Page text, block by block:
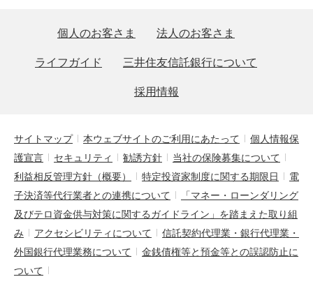
個人のお客さま
法人のお客さま
ライフガイド
三井住友信託銀行について
採用情報
サイトマップ 本ウェブサイトのご利用にあたって
個人情報保
護宣言
セキュリティ 勧誘方針
当社の保険募集について
利益相反管理方針（概要）
特定投資家制度に関する期限日
電
子決済等代行業者との連携について
「マネー・ローンダリング
及びテロ資金供与対策に関するガイドライン」を踏まえた取り組
み
アクセシビリティについて
信託契約代理業・銀行代理業・
外国銀行代理業務について
金銭債権等と預金等との誤認防止に
ついて